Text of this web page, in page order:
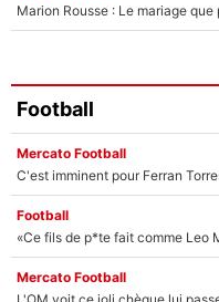
Marion Rousse : Le mariage
Football
Mercato Football
Football
Mercato Football